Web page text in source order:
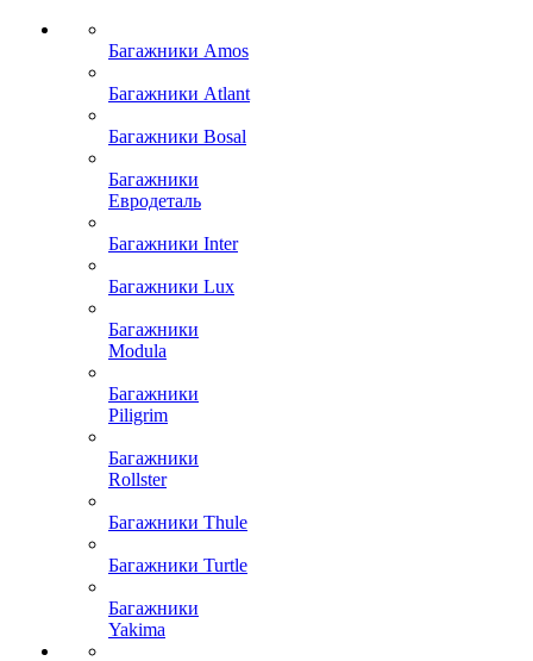
Багажники Amos
Багажники Atlant
Багажники Bosal
Багажники
Евродеталь
Багажники Inter
Багажники Lux
Багажники
Modula
Багажники
Piligrim
Багажники
Rollster
Багажники Thule
Багажники Turtle
Багажники
Yakima